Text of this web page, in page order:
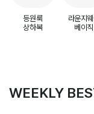
등원룩
상하복
라운지
베이직
WEEKLY